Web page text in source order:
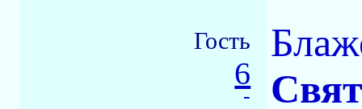
Гость
6
-